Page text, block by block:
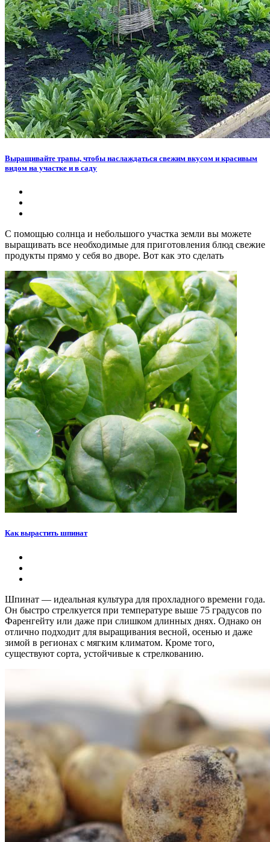
Выращивайте травы, чтобы наслаждаться свежим вкусом и красивым
видом на участке и в саду
С помощью солнца и небольшого участка земли вы можете
выращивать все необходимые для приготовления блюд свежие
продукты прямо у себя во дворе. Вот как это сделать
Как вырастить шпинат
Шпинат — идеальная культура для прохладного времени года.
Он быстро стрелкуется при температуре выше 75 градусов по
Фаренгейту или даже при слишком длинных днях. Однако он
отлично подходит для выращивания весной, осенью и даже
зимой в регионах с мягким климатом. Кроме того,
существуют сорта, устойчивые к стрелкованию.